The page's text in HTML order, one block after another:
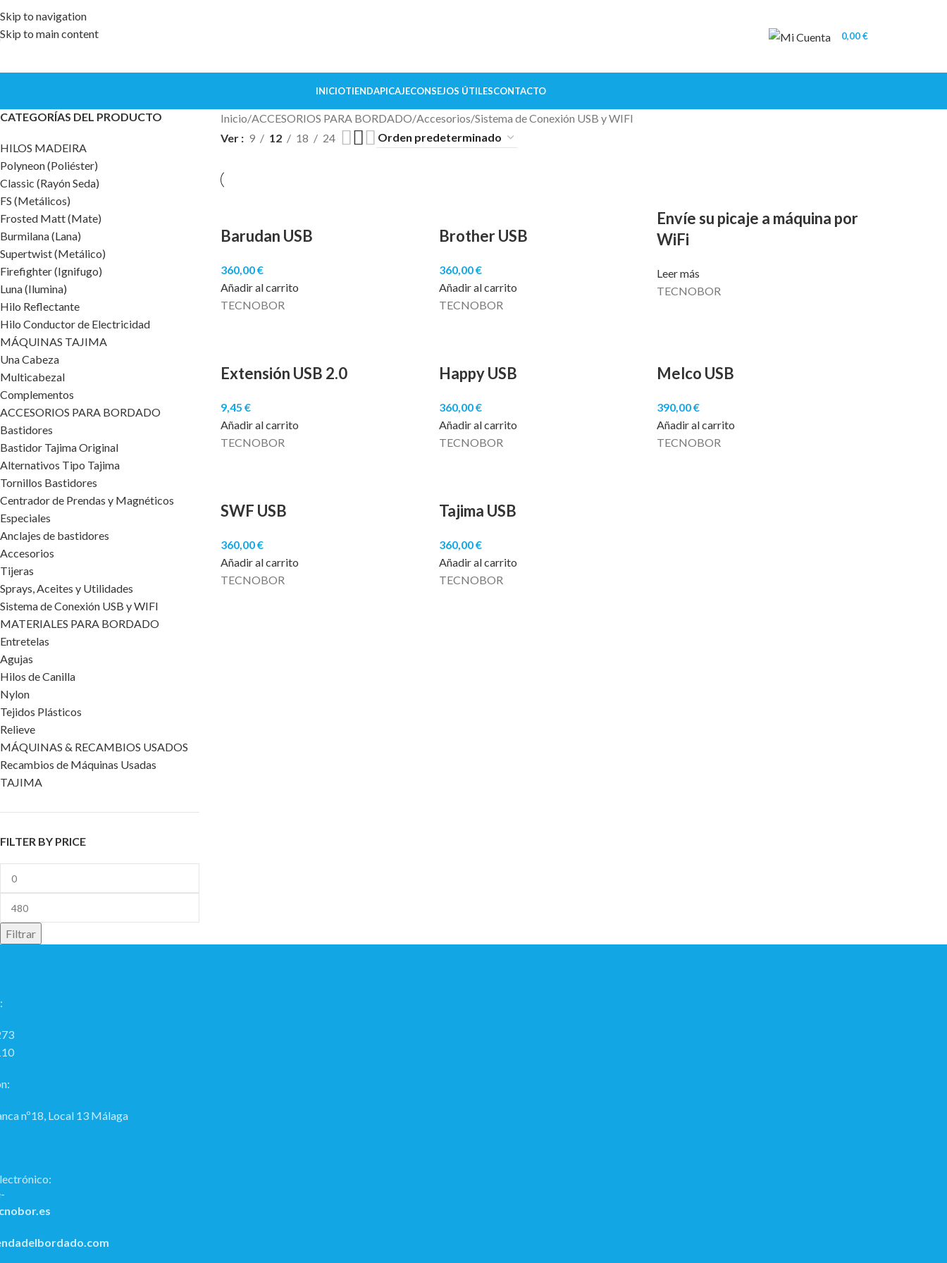
Skip to navigation
Skip to main content
0,00€
INICIOTIENDAPICAJECONSEJOS ÚTILESCONTACTO
CATEGORÍAS DEL PRODUCTO
HILOS MADEIRA
Polyneon (Poliéster)
Classic (Rayón Seda)
FS (Metálicos)
Frosted Matt (Mate)
Burmilana (Lana)
Supertwist (Metálico)
Firefighter (Ignifugo)
Luna (Ilumina)
Hilo Reflectante
Hilo Conductor de Electricidad
MÁQUINAS TAJIMA
Una Cabeza
Multicabezal
Complementos
ACCESORIOS PARA BORDADO
Bastidores
Bastidor Tajima Original
Alternativos Tipo Tajima
Tornillos Bastidores
Centrador de Prendas y Magnéticos
Especiales
Anclajes de bastidores
Accesorios
Tijeras
Sprays, Aceites y Utilidades
Sistema de Conexión USB y WIFI
MATERIALES PARA BORDADO
Entretelas
Agujas
Hilos de Canilla
Nylon
Tejidos Plásticos
Relieve
MÁQUINAS & RECAMBIOS USADOS
Recambios de Máquinas Usadas
TAJIMA
FILTER BY PRICE
Filtrar
Inicio ACCESORIOS PARA BORDADO Accesorios Sistema de Conexión USB y WIFI
Ver
9 12 18 24
Barudan USB
360,00€
Añadir al carrito
TECNOBOR
Brother USB
360,00€
Añadir al carrito
TECNOBOR
Envíe su picaje a máquina por
WiFi
Leer más
TECNOBOR
Extensión USB 2.0
9,45 €
Añadir al carrito
TECNOBOR
Happy USB
360,00€
Añadir al carrito
TECNOBOR
Melco USB
390,00€
Añadir al carrito
TECNOBOR
SWF USB
360,00€
Añadir al carrito
TECNOBOR
Tajima USB
360,00€
Añadir al carrito
TECNOBOR
nº18, Local 13 Málaga